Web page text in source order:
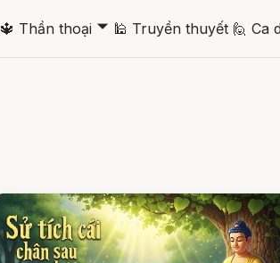
🔱 Thần thoại 🞃 🕌 Truyền thuyết 🙋 Ca